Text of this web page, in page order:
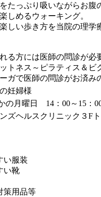
たっぷり吸いながらお腹
しめるウォーキング。
しい歩き方を当院の理学
る方には医師の問診が必
トネス～ピラティス＆ビ
ガで医師の問診がお済み
妊婦様
の月曜日 14：00～15：
ズヘルスクリニック３F
い服装
い靴
策用品等